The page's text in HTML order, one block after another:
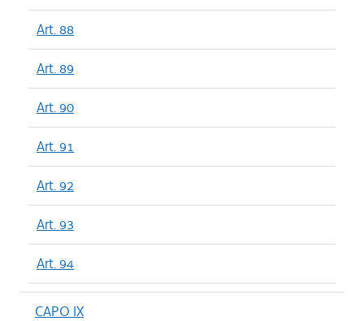
Art. 88
Art. 89
Art. 90
Art. 91
Art. 92
Art. 93
Art. 94
CAPO IX